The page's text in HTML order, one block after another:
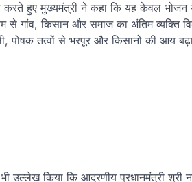
करते हुए मुख्यमंत्री ने कहा कि यह केवल
से गांव, किसान और समाज का अंतिम व्यक्ति
पोषक तत्वों से भरपूर और किसानों की आय
उल्लेख किया कि आदरणीय प्रधानमंत्री श्री